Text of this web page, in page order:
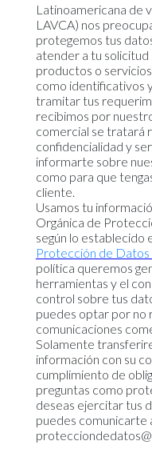
Latinoamericana de
LAVCA) nos
protegemos tus
atender a tu
productos o
como identificativos
tramitar tus
recibimos por
comercial se tratará
confidencialidad y
informarte sobre
como para que
cliente.
Usamos tu
Orgánica de
según lo establecido
Protección de Datos
política queremos
herramientas y el
control sobre tus
puedes optar por no
comunicaciones
Solamente
información con su
cumplimiento de
preguntas como
deseas ejercitar tus
puedes